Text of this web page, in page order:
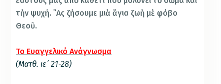
τὴν ψυχή. ῍Ας ζήσουμε μιὰ ἅγια ζωὴ μὲ φόβο
Θεοῦ.
Το Ευαγγελικό Ανάγνωσμα
(Ματθ. ιε´ 21-28)